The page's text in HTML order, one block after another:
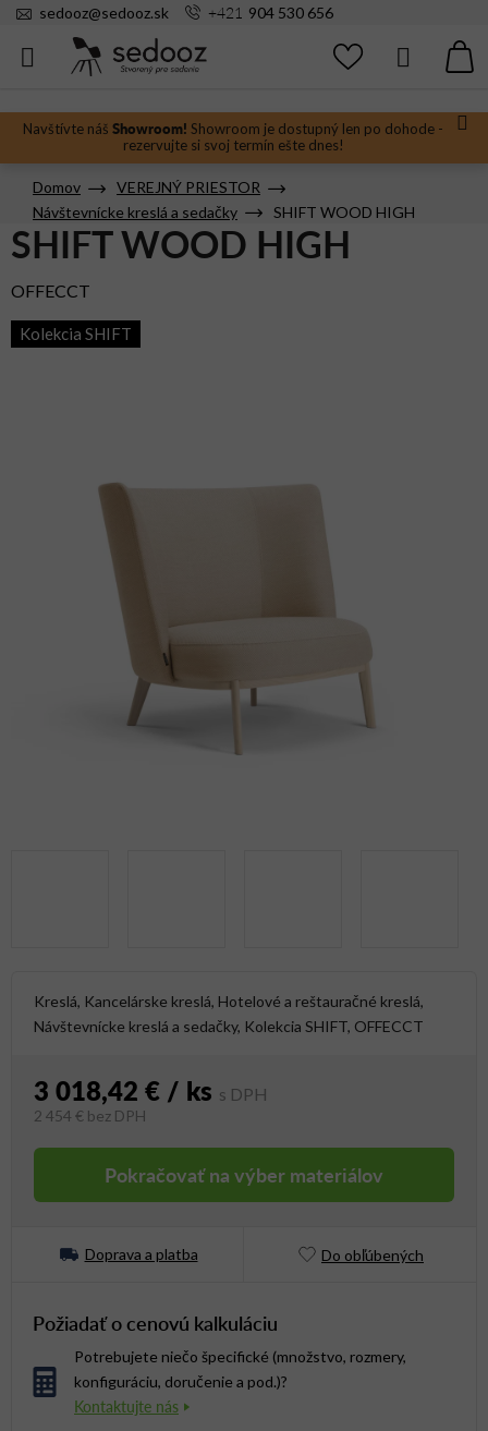
Prejsť
Navštívte náš Showroom! Showroom je dostupný len po dohode -
rezervujte si svoj termín ešte dnes!
sedooz@sedooz.sk +421 904 530 656
Hľadať
Domov
VEREJNÝ PRIESTOR
Návštevnícke kreslá a sedačky
SHIFT WOOD HIGH
Kreslá, Kancelárske kreslá, Hotelové a reštauračné kreslá,
Návštevnícke kreslá a sedačky, Kolekcia SHIFT, OFFECCT
3 018,42 € / ks
2 454 € bez DPH
Pokračovať na výber materiálov
Doprava a platba Do obľúbených
Požiadať o cenovú kalkuláciu
Potrebujete niečo špecifické (množstvo, rozmery,
konfiguráciu, doručenie a pod.)?
SHIFT WOOD HIGH
OFFECCT
Kolekcia SHIFT